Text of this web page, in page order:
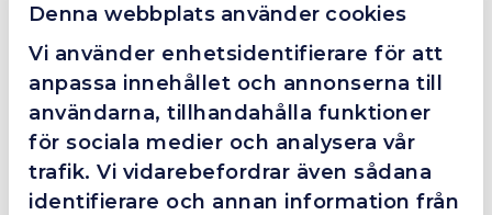
Denna webbplats använder cookies
Vi använder enhetsidentifierare för att
anpassa innehållet och annonserna till
användarna, tillhandahålla funktioner
för sociala medier och analysera vår
trafik. Vi vidarebefordrar även sådana
identifierare och annan information från
4.4 10 Reviews
Beskrivning